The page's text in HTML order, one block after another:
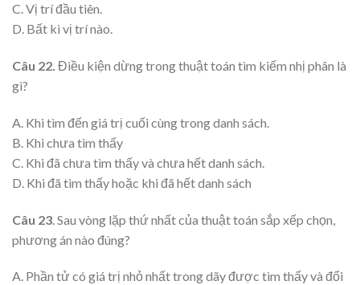
C. Vị trí đầu tiên.
D. Bất kì vị trí nào.
Câu 22. Điều kiện dừng trong thuật toán tìm kiếm nhị phân là
gì?
A. Khi tìm đến giá trị cuối cùng trong danh sách.
B. Khi chưa tìm thấy
C. Khi đã chưa tìm thấy và chưa hết danh sách.
D. Khi đã tìm thấy hoặc khi đã hết danh sách
Câu 23 . Sau vòng lặp thứ nhất của thuật toán sắp xếp chọn,
phương án nào đúng?
A. Phần tử có giá trị nhỏ nhất trong dãy được tìm thấy và đổi